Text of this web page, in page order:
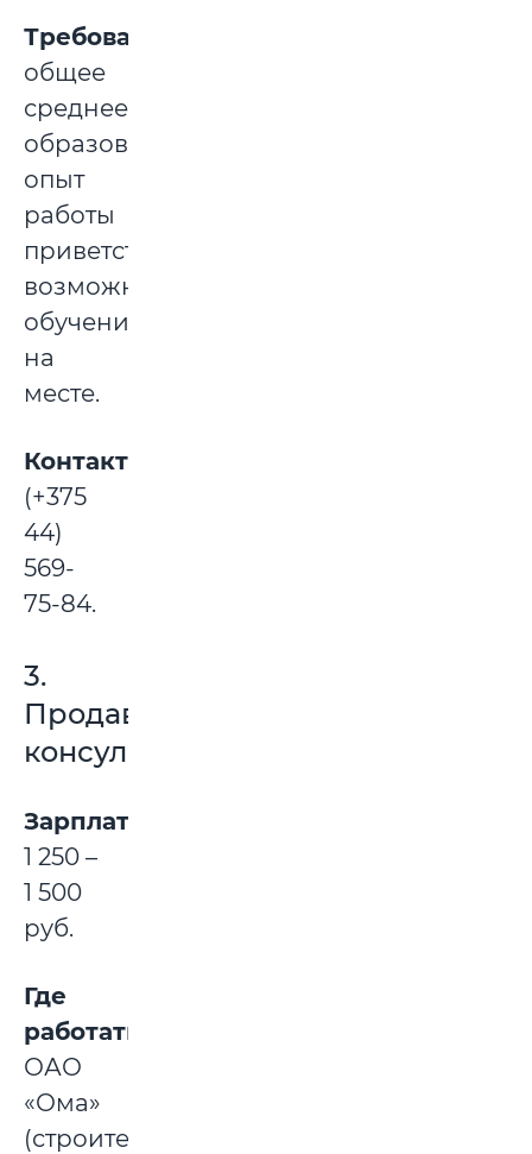
Требования:
общее
среднее
образование,
опыт
работы
приветствуется,
возможно
обучение
на
месте.
Контакты:
(+375
44)
569-
75-84.
3.
Продавец-
консультант
Зарплата
1 250 –
1 500
руб.
Где
работать:
ОАО
«Ома»
(строительный